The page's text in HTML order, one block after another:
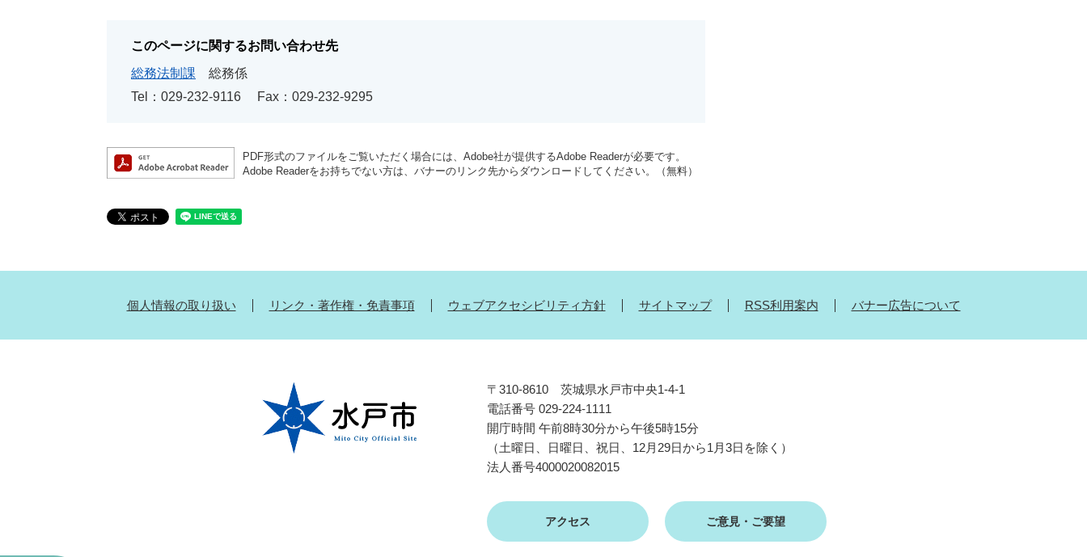
このページに関するお問い合わせ先
総務法制課
総務係
Tel：029-232-9116
Fax：029-232-9295
PDF形式のファイルをご覧いただく場合には、Adobe社が提供するAdobe Readerが必要です。
Adobe Readerをお持ちでない方は、バナーのリンク先からダウンロードしてください。（無料）
個人情報の取り扱い リンク・著作権・免責事項 ウェブアクセシビリティ方針 サイトマップ RSS利用案内 バナー広告について
〒310-8610 茨城県水戸市中央1-4-1
電話番号 029-224-1111
開庁時間 午前8時30分から午後5時15分
（土曜日、日曜日、祝日、12月29日から1月3日を除く）
法人番号4000020082015
アクセス ご意見・ご要望